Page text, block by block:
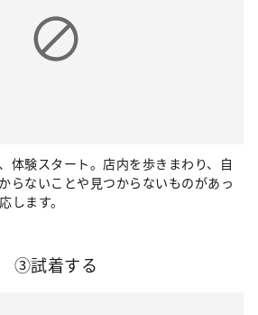
体験スタート。店内を歩きまわり、自
らないことや見つからないものがあっ
します。
③試着する